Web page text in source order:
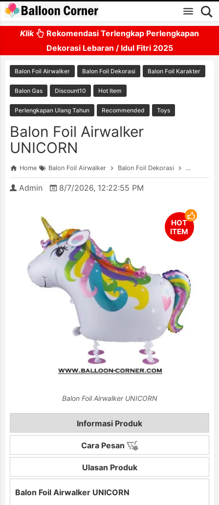
Skip to main content
Klik
Rekomendasi Terlengkap Perlengkapan
Dekorasi Lebaran / Idul Fitri 2025
Balon Foil Airwalker Balon Foil Dekorasi Balon Foil Karakter
Balon Gas Discount10 Hot Item
Perlengkapan Ulang Tahun Recommended Toys
Balon Foil Airwalker
UNICORN
Home Balon Foil Airwalker Balon Foil Dekorasi Balon Foil
Admin 8/7/2026, 12:22:55 PM
Balon Foil Airwalker UNICORN
Informasi Produk
Balon Foil Airwalker UNICORN
Cara Pesan
Ulasan Produk